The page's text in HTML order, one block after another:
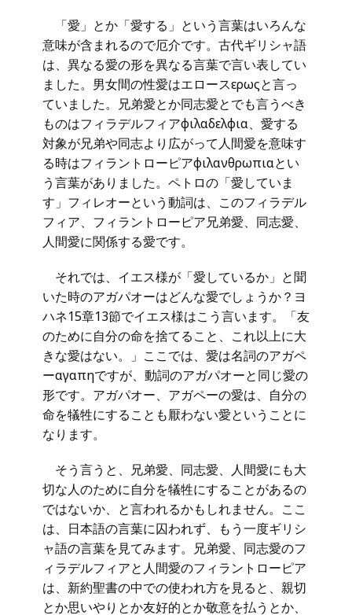
「愛」とか「愛する」という言葉はいろんな
意味が含まれるので厄介です。古代ギリシャ語
は、異なる愛の形を異なる言葉で言い表してい
ました。男女間の性愛はエロースερωςと言っ
ていました。兄弟愛とか同志愛とでも言うべき
ものはフィラデルフィアφιλαδελφια、愛する
対象が兄弟や同志より広がって人間愛を意味す
る時はフィラントローピアφιλανθρωπιαとい
う言葉がありました。ペトロの「愛していま
す」フィレオーという動詞は、このフィラデル
フィア、フィラントローピア兄弟愛、同志愛、
人間愛に関係する愛です。
それでは、イエス様が「愛しているか」と聞
いた時のアガパオーはどんな愛でしょうか？ヨ
ハネ15章13節でイエス様はこう言います。「友
のために自分の命を捨てること、これ以上に大
きな愛はない。」ここでは、愛は名詞のアガペ
ーαγαπηですが、動詞のアガパオーと同じ愛の
形です。アガパオー、アガペーの愛は、自分の
命を犠牲にすることも厭わない愛ということに
なります。
そう言うと、兄弟愛、同志愛、人間愛にも大
切な人のために自分を犠牲にすることがあるの
ではないか、と言われるかもしれません。ここ
は、日本語の言葉に囚われず、もう一度ギリシ
ャ語の言葉を見てみます。兄弟愛、同志愛のフ
ィラデルフィアと人間愛のフィラントローピア
は、新約聖書の中での使われ方を見ると、親切
とか思いやりとか友好的とか敬意を払うとか、